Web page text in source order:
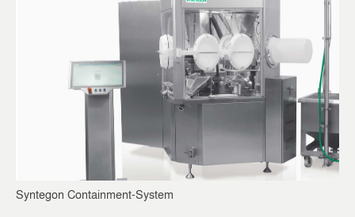
Syntegon Containment-System